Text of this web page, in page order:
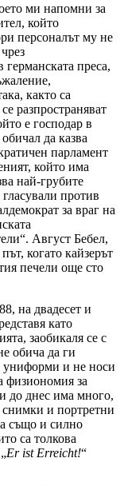
ми напомни за
който
персоналът му не
германската преса,
както са
разпространяват
е господар в
да казва
парламент
който има
най-грубите
против
за враг на
Август Бебел,
когато кайзерът
печели още сто
на двадесет и
като
заобикаля се с
обича да ги
униформи и не носи
физиономия за
до днес има много,
и портретни
също и силно
са толкова
Er ist Erreicht!“